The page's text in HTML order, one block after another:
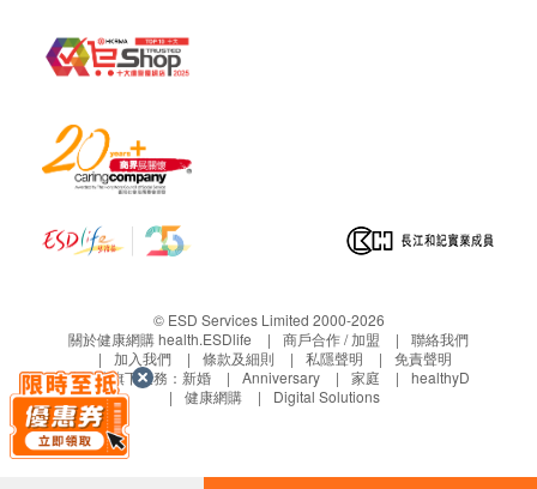
此產品沒有根據《藥劑業及毒藥條例》或《中醫藥
行該等註冊而接受評核。此產品並不供作診斷、治
療或預防任何疾病之用。”。
此為天然健康食品，不能替代任何藥品，並不作治
© ESD Services Limited 2000-2026
關於健康網購 health.ESDlife
商戶合作 / 加盟
聯絡我們
加入我們
條款及細則 私隱聲明
免責聲明
生活易旗下業務： 新婚 Anniversary 家庭
healthyD
健康網購
Digital Solutions